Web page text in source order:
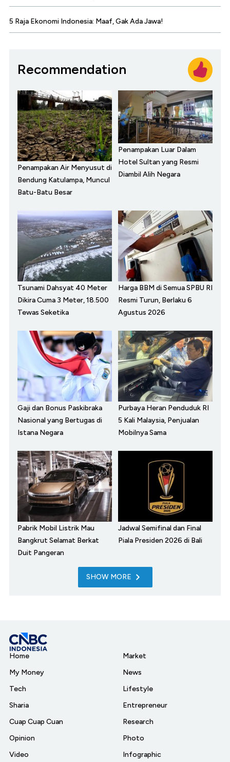
5 Raja Ekonomi Indonesia: Maaf, Gak Ada Jawa!
Recommendation
Penampakan Air Menyusut di
Bendung Katulampa, Muncul
Batu-Batu Besar
Penampakan Luar Dalam
Hotel Sultan yang Resmi
Diambil Alih Negara
Tsunami Dahsyat 40 Meter
Dikira Cuma 3 Meter, 18.500
Tewas Seketika
Harga BBM di Semua SPBU RI
Resmi Turun, Berlaku 6
Agustus 2026
Gaji dan Bonus Paskibraka
Nasional yang Bertugas di
Istana Negara
Purbaya Heran Penduduk RI
5 Kali Malaysia, Penjualan
Mobilnya Sama
Pabrik Mobil Listrik Mau
Bangkrut Selamat Berkat
Duit Pangeran
Jadwal Semifinal dan Final
Piala Presiden 2026 di Bali
SHOW MORE
Home
My Money
Tech
Sharia
Cuap Cuap Cuan
Opinion
Video
Market
News
Lifestyle
Entrepreneur
Research
Photo
Infographic